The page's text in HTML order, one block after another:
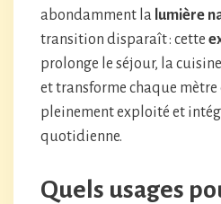
abondamment la lumière
transition disparaît : cette
prolonge le séjour, la
et transforme chaque mètre
pleinement exploité et
quotidienne.
Quels usages